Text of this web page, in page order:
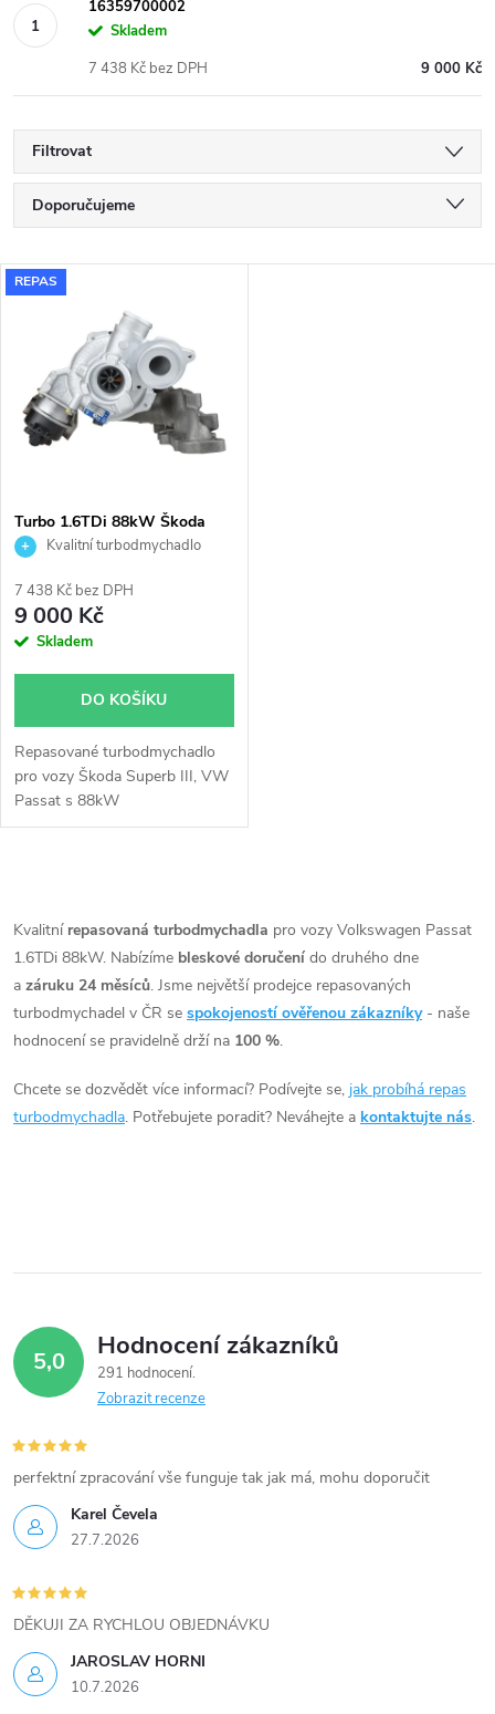
16359700002
Skladem
9 000 Kč
7 438 Kč bez DPH
Filtrovat
Ř
a
n
p
r
o
u
k
ů
Doporučujeme
Nejdražší
Nejprodávanější
Abecedně
V
p
s
p
r
o
d
u
k
ů
REPAS
Turbo 1.6TDi 88kW Škoda
Superb VW Passat KKK
Kvalitní turbodmychadlo
7 438 Kč bez DPH
9 000 Kč
Skladem
DO KOŠÍKU
Repasované turbodmychadlo
pro vozy Škoda Superb III, VW
Passat s 88kW
v
l
á
a
v
k
v
ý
p
i
s
u
Kvalitní repasovaná turbodmychadla pro vozy Volkswagen Passat
1.6TDi 88kW. Nabízíme bleskové doručení do druhého dne
a záruku 24 měsíců. Jsme největší prodejce repasovaných
turbodmychadel v ČR se spokojeností ověřenou zákazníky - naše
hodnocení se pravidelně drží na 100 %.
Chcete se dozvědět více informací? Podívejte se, jak probíhá repas
turbodmychadla. Potřebujete poradit? Neváhejte a kontaktujte nás.
5,0 Hodnocení zákazníků
291 hodnocení
Zobrazit recenze
Karel Čevela
27.7.2026
perfektní zpracování vše funguje tak jak má, mohu doporučit
JAROSLAV HORNI
10.7.2026
DĚKUJI ZA RYCHLOU OBJEDNÁVKU